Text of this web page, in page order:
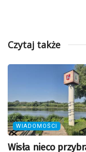
Czytaj także
WIADOMOŚCI
Wisła nieco